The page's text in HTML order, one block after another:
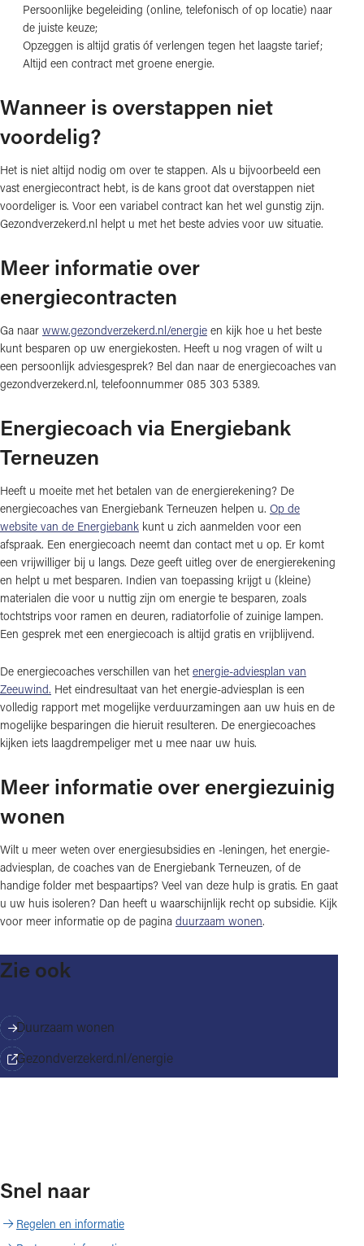
Persoonlijke begeleiding (online, telefonisch of op locatie) naar
de juiste keuze;
Opzeggen is altijd gratis óf verlengen tegen het laagste tarief;
Altijd een contract met groene energie.
Wanneer is overstappen niet
voordelig?
Het is niet altijd nodig om over te stappen. Als u bijvoorbeeld een
vast energiecontract hebt, is de kans groot dat overstappen niet
voordeliger is. Voor een variabel contract kan het wel gunstig zijn.
Gezondverzekerd.nl helpt u met het beste advies voor uw situatie.
Meer informatie over
energiecontracten
Ga naar www.gezondverzekerd.nl/energie en kijk hoe u het beste
kunt besparen op uw energiekosten. Heeft u nog vragen of wilt u
een persoonlijk adviesgesprek? Bel dan naar de energiecoaches van
gezondverzekerd.nl, telefoonnummer 085 303 5389.
Energiecoach via Energiebank
Terneuzen
Heeft u moeite met het betalen van de energierekening? De
energiecoaches van Energiebank Terneuzen helpen u. Op de
website van de Energiebank kunt u zich aanmelden voor een
afspraak. Een energiecoach neemt dan contact met u op. Er komt
een vrijwilliger bij u langs. Deze geeft uitleg over de energierekening
en helpt u met besparen. Indien van toepassing krijgt u (kleine)
materialen die voor u nuttig zijn om energie te besparen, zoals
tochtstrips voor ramen en deuren, radiatorfolie of zuinige lampen.
Een gesprek met een energiecoach is altijd gratis en vrijblijvend.
De energiecoaches verschillen van het energie-adviesplan van
Zeeuwind. Het eindresultaat van het energie-adviesplan is een
volledig rapport met mogelijke verduurzamingen aan uw huis en de
mogelijke besparingen die hieruit resulteren. De energiecoaches
kijken iets laagdrempeliger met u mee naar uw huis.
Meer informatie over energiezuinig
wonen
Wilt u meer weten over energiesubsidies en -leningen, het energie-
adviesplan, de coaches van de Energiebank Terneuzen, of de
handige folder met bespaartips? Veel van deze hulp is gratis. En gaat
u uw huis isoleren? Dan heeft u waarschijnlijk recht op subsidie. Kijk
voor meer informatie op de pagina duurzaam wonen.
Zie ook
Duurzaam wonen
Gezondverzekerd.nl/energie
Snel naar
Regelen en informatie